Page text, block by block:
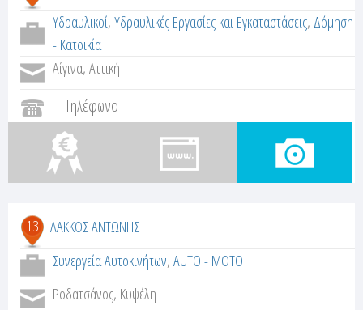
Υδραυλικοί,Υδραυλικές Εργασίες και Εγκαταστάσεις, Δόμηση
- Κατοικία
Αίγινα, Αττική
Τηλέφωνο
13 ΛΑΚΚΟΣ ΑΝΤΩΝΗΣ
Συνεργεία Αυτοκινήτων,AUTO - MOTO
Ροδατσάνος, Κυψέλη